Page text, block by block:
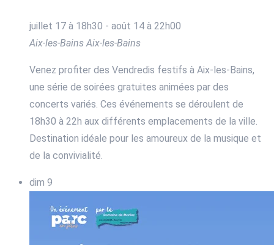
juillet 17 à 18h30 - août 14 à 22h00
Aix-les-BainsAix-les-Bains
Venez profiter des Vendredis festifs à Aix-les-Bains,
une série de soirées gratuites animées par des
concerts variés. Ces événements se déroulent de
18h30 à 22h aux différents emplacements de la ville.
Destination idéale pour les amoureux de la musique et
de la convivialité.
dim 9